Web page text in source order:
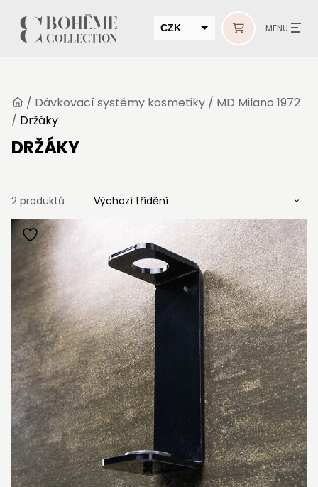
CZK
MUR
MENU
/ Dávkovací systémy kosmetiky / MD Milano 1972
/ Držáky
DRŽÁKY
2 produktů